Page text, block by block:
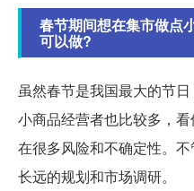
春节期间想在集市做点
可以做?
虽然春节是我国最大的节
小商品经营者也比较多，
在很多风险和不确定性。
长远的规划和市场调研。